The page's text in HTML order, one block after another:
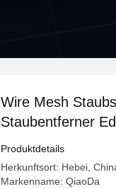
Wire Mesh
Staubentferner
Produktdetails
Herkunftsort: Hebei,
Markenname: QiaoDa